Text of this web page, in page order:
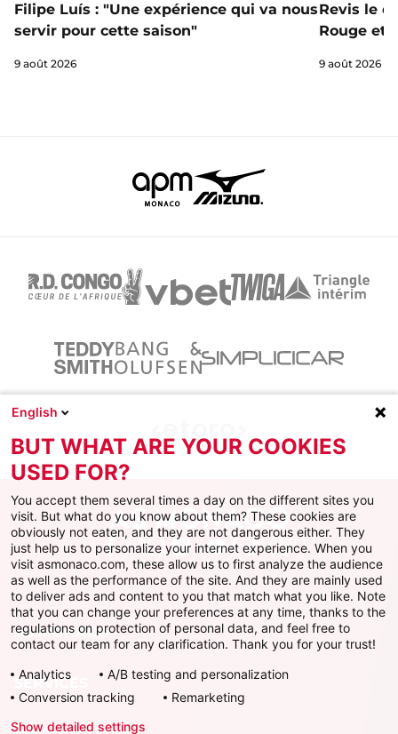
Filipe Luís : "Une expérience qui va nous
servir pour cette saison"
9 août 2026
Revis le
Rouge et
9 août 2026
Facebook
X Instagram
YoutubeTikTokTwitch
AS MONACO
SERVICES
English
BUT WHAT ARE YOUR COOKIES
USED FOR?
You accept them several times a day on the different sites you
visit. But what do you know about them? These cookies are
obviously not eaten, and they are not dangerous either. They
just help us to personalize your internet experience. When you
visit asmonaco.com, these allow us to first analyze the audience
as well as the performance of the site. And they are mainly used
to deliver ads and content to you that match what you like. Note
that you can change your preferences at any time, thanks to the
regulations on protection of personal data, and feel free to
contact our team for any clarification. Thank you for your trust!
Analytics
A/B testing and personalization
Conversion tracking
Remarketing
Show detailed settings